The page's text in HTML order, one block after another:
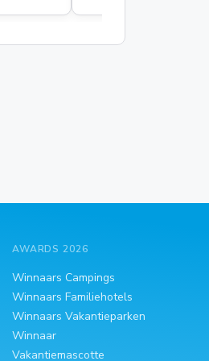
AWARDS 2026
Winnaars Campings
Winnaars Familiehotels
Winnaars Vakantieparken
Winnaar
Vakantiemascotte